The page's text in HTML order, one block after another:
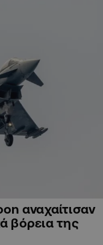
αναχαίτισαν
βόρεια της